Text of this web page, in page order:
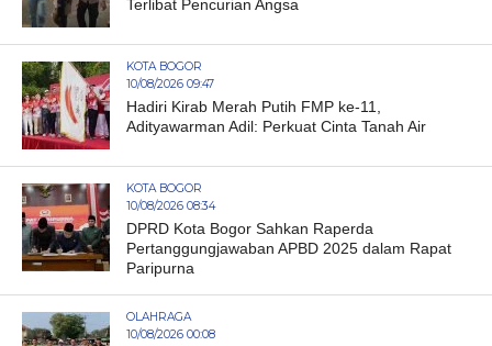
Terlibat Pencurian Angsa
KOTA BOGOR
10/08/2026 09:47
Hadiri Kirab Merah Putih FMP ke-11,
Adityawarman Adil: Perkuat Cinta Tanah Air
KOTA BOGOR
10/08/2026 08:34
DPRD Kota Bogor Sahkan Raperda
Pertanggungjawaban APBD 2025 dalam Rapat
Paripurna
OLAHRAGA
10/08/2026 00:08